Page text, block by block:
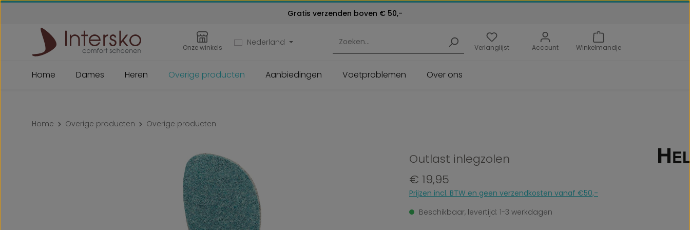
Onze winkels
Nederland
Verlanglijst Account Winkelmandje
Home Dames Heren Overige producten Aanbiedingen Voetproblemen Over ons
Home Overige producten Overige producten
Outlast inlegzolen
Normale prijs:
€ 19,95
Prijzen incl. BTW en geen verzendkosten vanaf €50,-
Beschikbaar, levertijd: 1-3 werkdagen